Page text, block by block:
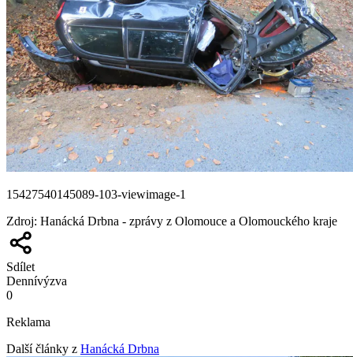
15427540145089-103-viewimage-1
Zdroj: Hanácká Drbna - zprávy z Olomouce a Olomouckého kraje
Sdílet
Dennívýzva
0
Reklama
Další články z Hanácká Drbna